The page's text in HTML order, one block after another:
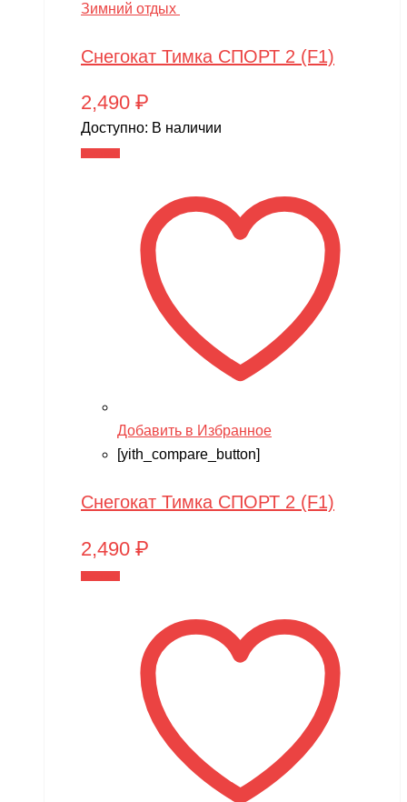
Зимний отдых
Снегокат Тимка СПОРТ 2 (F1)
2,490 ₽
Доступно: В наличии
Добавить в Избранное
[yith_compare_button]
Снегокат Тимка СПОРТ 2 (F1)
2,490 ₽